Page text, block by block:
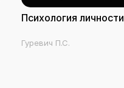
Психология личности
Гуревич П.С.